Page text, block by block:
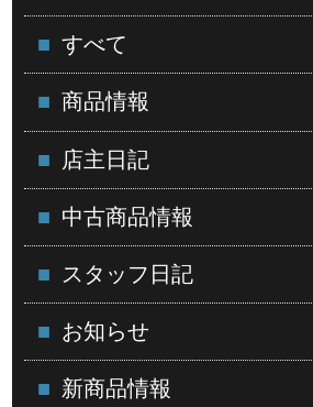
すべて
商品情報
店主日記
中古商品情報
スタッフ日記
お知らせ
新商品情報